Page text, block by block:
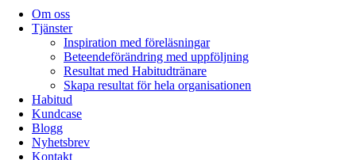
Om oss
Tjänster
Inspiration med föreläsningar
Beteendeförändring med uppföljning
Resultat med Habitudtränare
Skapa resultat för hela organisationen
Habitud
Kundcase
Blogg
Nyhetsbrev
Kontakt